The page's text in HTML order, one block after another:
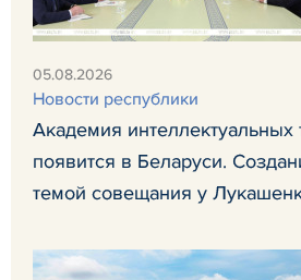
05.08.2026
Новости республики
Академия интеллектуальных
появится в Беларуси.
темой совещания у